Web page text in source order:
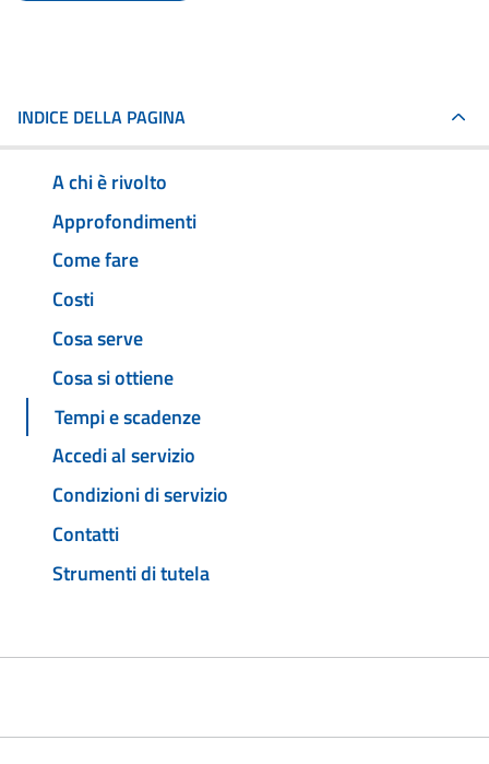
INDICE DELLA PAGINA
A chi è rivolto
Approfondimenti
Come fare
Costi
Cosa serve
Cosa si ottiene
Tempi e scadenze
Accedi al servizio
Condizioni di servizio
Contatti
Strumenti di tutela